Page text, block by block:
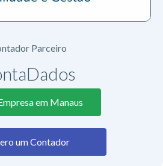
Parceiro
em Manaus
um Contador